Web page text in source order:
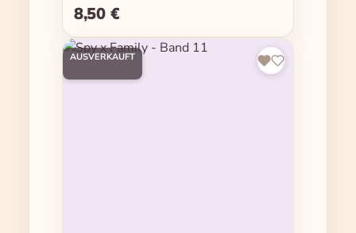
Regulärer Preis:
8,50 €
AUSVERKAUFT